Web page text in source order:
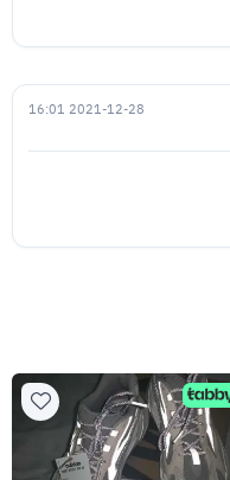
2021-12-28 16:01